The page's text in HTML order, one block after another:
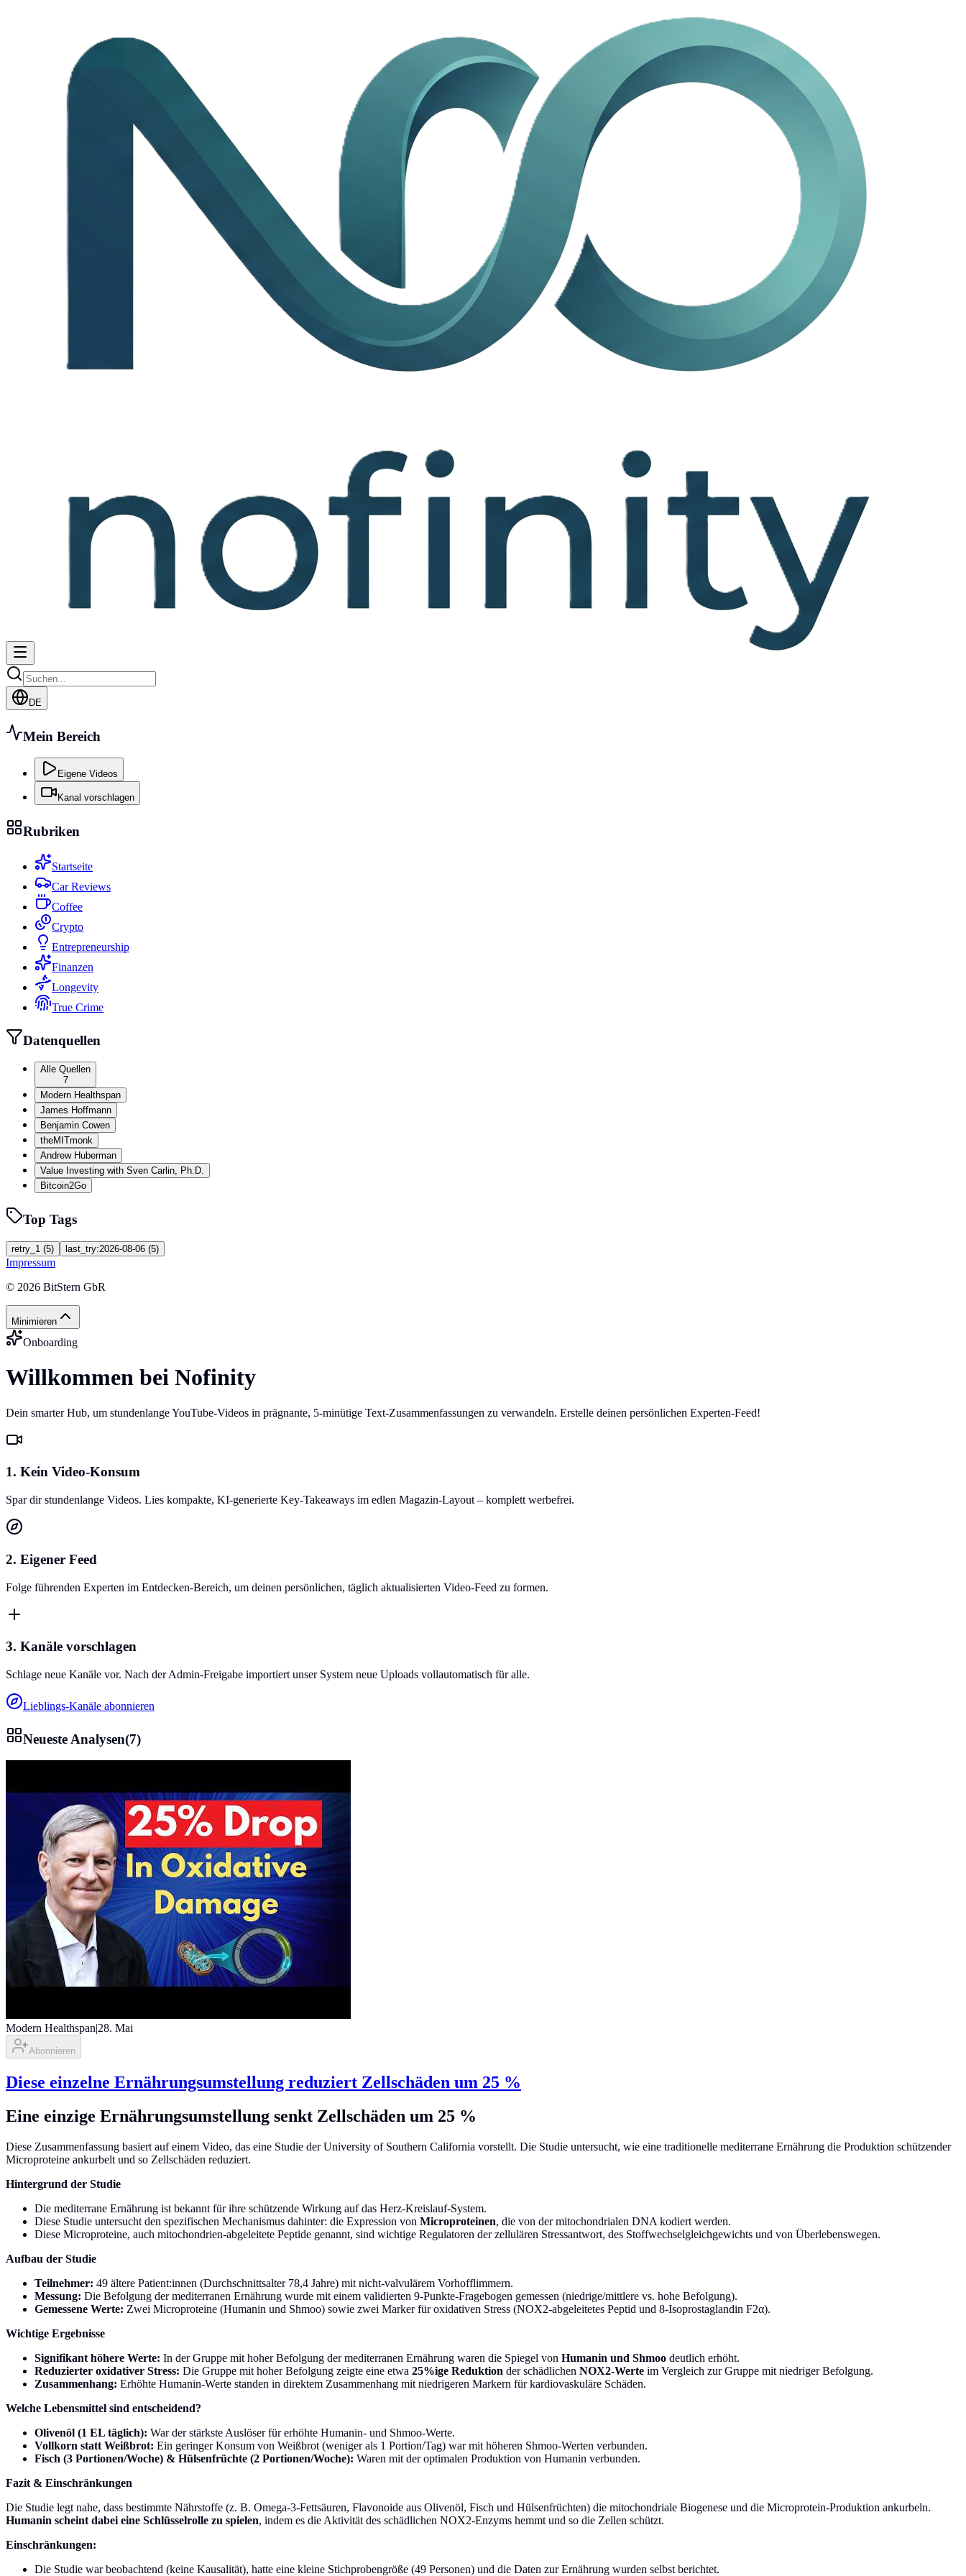
DE
Mein Bereich
Eigene Videos
Kanal vorschlagen
Rubriken
Startseite
Car Reviews
Coffee
Crypto
Entrepreneurship
Finanzen
Longevity
True Crime
Datenquellen
Alle Quellen
7
Modern Healthspan
James Hoffmann
Benjamin Cowen
theMITmonk
Andrew Huberman
Value Investing with Sven Carlin, Ph.D.
Bitcoin2Go
Top Tags
retry_1 (5) last_try:2026-08-06 (5)
Impressum
© 2026 BitStern GbR
Minimieren
Onboarding
Willkommen bei Nofinity
Dein smarter Hub, um stundenlange YouTube-Videos in prägnante, 5-minütige Text-Zusammenfassungen zu verwandeln. Erstelle deinen persönlichen Experten-Feed!
1. Kein Video-Konsum
Spar dir stundenlange Videos. Lies kompakte, KI-generierte Key-Takeaways im edlen Magazin-Layout – komplett werbefrei.
2. Eigener Feed
Folge führenden Experten im Entdecken-Bereich, um deinen persönlichen, täglich aktualisierten Video-Feed zu formen.
3. Kanäle vorschlagen
Schlage neue Kanäle vor. Nach der Admin-Freigabe importiert unser System neue Uploads vollautomatisch für alle.
Lieblings-Kanäle abonnieren
Neueste Analysen(7)
Modern Healthspan|28. Mai
Abonnieren
Diese einzelne Ernährungsumstellung reduziert Zellschäden um 25 %
Eine einzige Ernährungsumstellung senkt Zellschäden um 25 %
Diese Zusammenfassung basiert auf einem Video, das eine Studie der University of Southern California vorstellt. Die Studie untersucht, wie eine traditionelle mediterrane Ernährung die Produktion schützender
Microproteine ankurbelt und so Zellschäden reduziert.
Hintergrund der Studie
Die mediterrane Ernährung ist bekannt für ihre schützende Wirkung auf das Herz-Kreislauf-System.
Diese Studie untersucht den spezifischen Mechanismus dahinter: die Expression von Microproteinen, die von der mitochondrialen DNA kodiert werden.
Diese Microproteine, auch mitochondrien-abgeleitete Peptide genannt, sind wichtige Regulatoren der zellulären Stressantwort, des Stoffwechselgleichgewichts und von Überlebenswegen.
Aufbau der Studie
Teilnehmer: 49 ältere Patient:innen (Durchschnittsalter 78,4 Jahre) mit nicht-valvulärem Vorhofflimmern.
Messung: Die Befolgung der mediterranen Ernährung wurde mit einem validierten 9-Punkte-Fragebogen gemessen (niedrige/mittlere vs. hohe Befolgung).
Gemessene Werte: Zwei Microproteine (Humanin und Shmoo) sowie zwei Marker für oxidativen Stress (NOX2-abgeleitetes Peptid und 8-Isoprostaglandin F2α).
Wichtige Ergebnisse
Signifikant höhere Werte: In der Gruppe mit hoher Befolgung der mediterranen Ernährung waren die Spiegel von Humanin und Shmoo deutlich erhöht.
Reduzierter oxidativer Stress: Die Gruppe mit hoher Befolgung zeigte eine etwa 25%ige Reduktion der schädlichen NOX2-Werte im Vergleich zur Gruppe mit niedriger Befolgung.
Zusammenhang: Erhöhte Humanin-Werte standen in direktem Zusammenhang mit niedrigeren Markern für kardiovaskuläre Schäden.
Welche Lebensmittel sind entscheidend?
Olivenöl (1 EL täglich): War der stärkste Auslöser für erhöhte Humanin- und Shmoo-Werte.
Vollkorn statt Weißbrot: Ein geringer Konsum von Weißbrot (weniger als 1 Portion/Tag) war mit höheren Shmoo-Werten verbunden.
Fisch (3 Portionen/Woche) & Hülsenfrüchte (2 Portionen/Woche): Waren mit der optimalen Produktion von Humanin verbunden.
Fazit & Einschränkungen
Die Studie legt nahe, dass bestimmte Nährstoffe (z. B. Omega-3-Fettsäuren, Flavonoide aus Olivenöl, Fisch und Hülsenfrüchten) die mitochondriale Biogenese und die Microprotein-Produktion ankurbeln.
Humanin scheint dabei eine Schlüsselrolle zu spielen, indem es die Aktivität des schädlichen NOX2-Enzyms hemmt und so die Zellen schützt.
Einschränkungen:
Die Studie war beobachtend (keine Kausalität), hatte eine kleine Stichprobengröße (49 Personen) und die Daten zur Ernährung wurden selbst berichtet.